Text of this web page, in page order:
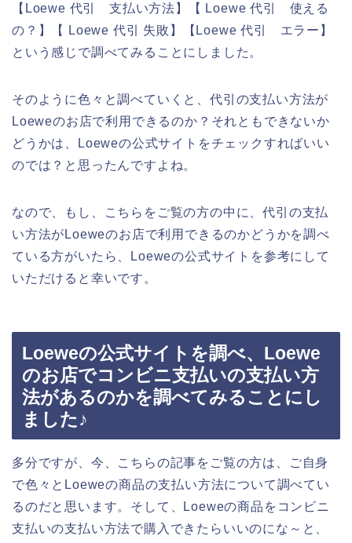
【Loewe 代引 支払い方法】【 Loewe 代引 使える
の？】【 Loewe 代引 失敗】【Loewe 代引 エラー】
という感じで調べてみることにしました。
そのように色々と調べていくと、代引の支払い方法が
Loeweのお店で利用できるのか？それともできないか
どうかは、Loeweの公式サイトをチェックすればいい
のでは？と思ったんですよね。
なので、もし、こちらをご覧の方の中に、代引の支払
い方法がLoeweのお店で利用できるのかどうかを調べ
ている方がいたら、Loeweの公式サイトを参考にして
いただけると幸いです。
Loeweの公式サイトを調べ、Loewe
のお店でコンビニ支払いの支払い方
法があるのかを調べてみることにし
ました♪
多分ですが、今、こちらの記事をご覧の方は、ご自身
で色々とLoeweの商品の支払い方法について調べてい
るのだと思います。そして、Loeweの商品をコンビニ
支払いの支払い方法で購入できたらいいのにな～と、